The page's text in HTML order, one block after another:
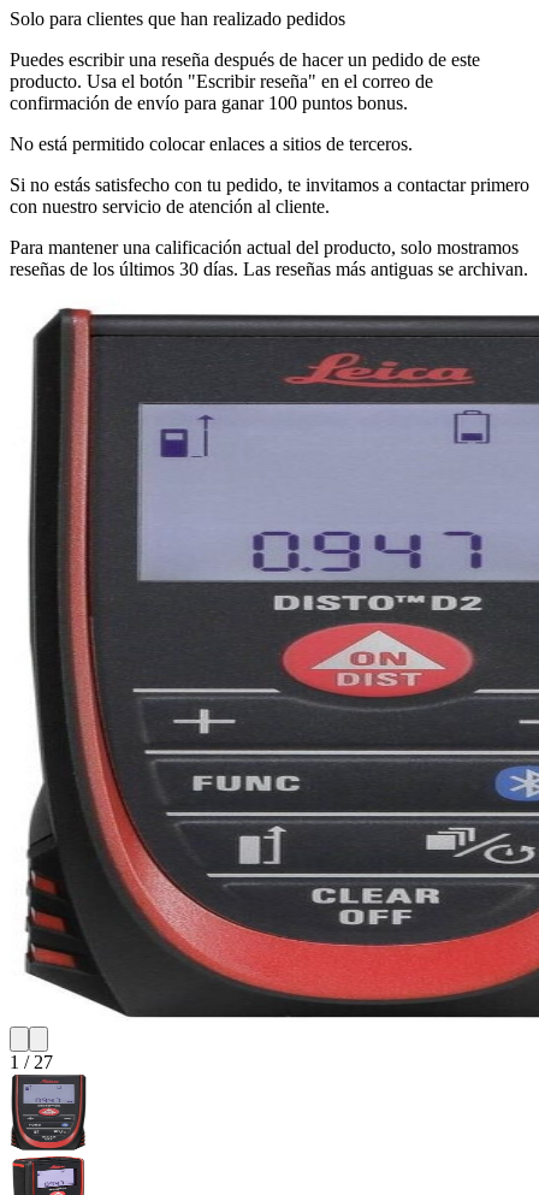
Solo para clientes que han realizado pedidos
Puedes escribir una reseña después de hacer un pedido de este
producto. Usa el botón "Escribir reseña" en el correo de
confirmación de envío para ganar 100 puntos bonus.
No está permitido colocar enlaces a sitios de terceros.
Si no estás satisfecho con tu pedido, te invitamos a contactar primero
con nuestro servicio de atención al cliente.
Para mantener una calificación actual del producto, solo mostramos
reseñas de los últimos 30 días. Las reseñas más antiguas se archivan.
1 / 27